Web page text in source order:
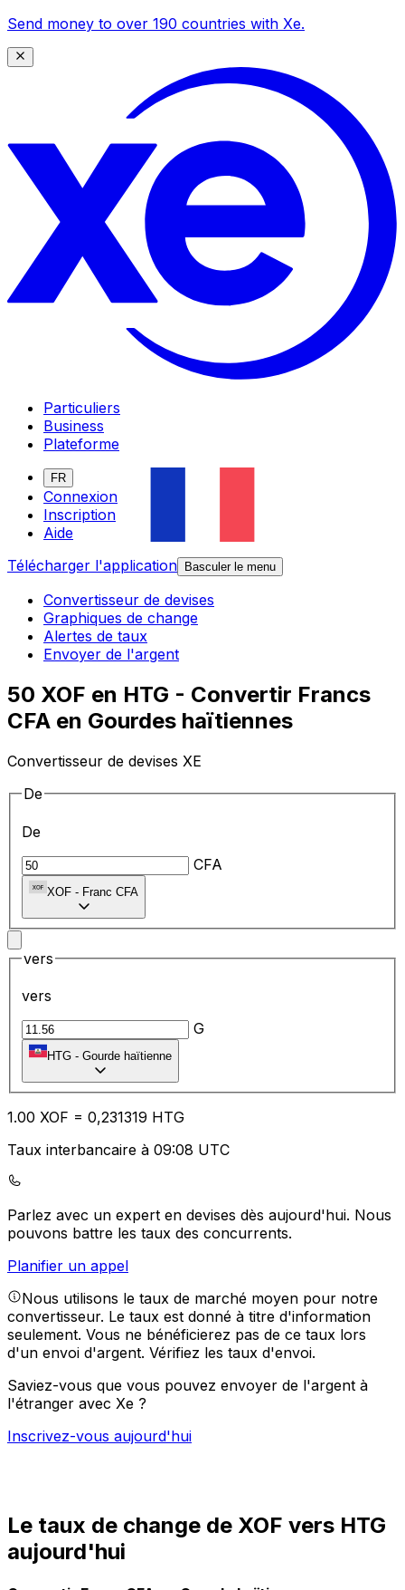
Send money to over 190 countries with Xe.
Particuliers
Business
Plateforme
FR
Connexion
Inscription
Aide
Télécharger l'application
Basculer le menu
Convertisseur de devises
Graphiques de change
Alertes de taux
Envoyer de l'argent
50 XOF en HTG - Convertir Francs
CFA en Gourdes haïtiennes
Convertisseur de devises XE
De
De
CFA
XOF - Franc CFA
vers
vers
G
HTG - Gourde haïtienne
1.00 XOF = 0,231319 HTG
Taux interbancaire à 09:08 UTC
Parlez avec un expert en devises dès aujourd'hui. Nous
pouvons battre les taux des concurrents.
Planifier un appel
Nous utilisons le taux de marché moyen pour notre
convertisseur. Le taux est donné à titre d'information
seulement. Vous ne bénéficierez pas de ce taux lors
d'un envoi d'argent. Vérifiez les taux d'envoi.
Saviez-vous que vous pouvez envoyer de l'argent à
l'étranger avec Xe ?
Inscrivez-vous aujourd'hui
Le taux de change de XOF vers HTG
aujourd'hui